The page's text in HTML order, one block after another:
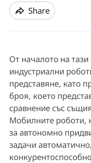
Share
От началото на
индустриални
представяне, като
броя, което
сравнение със
Мобилните роботи,
за автономно
задачи